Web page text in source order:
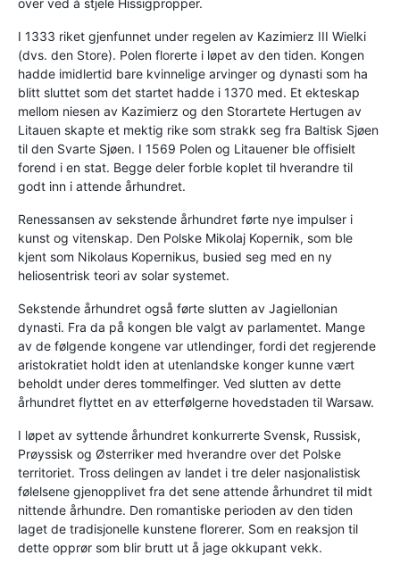
over ved å stjele Hissigpropper.
I 1333 riket gjenfunnet under regelen av Kazimierz III Wielki
(dvs. den Store). Polen florerte i løpet av den tiden. Kongen
hadde imidlertid bare kvinnelige arvinger og dynasti som ha
blitt sluttet som det startet hadde i 1370 med. Et ekteskap
mellom niesen av Kazimierz og den Storartete Hertugen av
Litauen skapte et mektig rike som strakk seg fra Baltisk Sjøen
til den Svarte Sjøen. I 1569 Polen og Litauener ble offisielt
forend i en stat. Begge deler forble koplet til hverandre til
godt inn i attende århundret.
Renessansen av sekstende århundret førte nye impulser i
kunst og vitenskap. Den Polske Mikolaj Kopernik, som ble
kjent som Nikolaus Kopernikus, busied seg med en ny
heliosentrisk teori av solar systemet.
Sekstende århundret også førte slutten av Jagiellonian
dynasti. Fra da på kongen ble valgt av parlamentet. Mange
av de følgende kongene var utlendinger, fordi det regjerende
aristokratiet holdt iden at utenlandske konger kunne vært
beholdt under deres tommelfinger. Ved slutten av dette
århundret flyttet en av etterfølgerne hovedstaden til Warsaw.
I løpet av syttende århundret konkurrerte Svensk, Russisk,
Prøyssisk og Østerriker med hverandre over det Polske
territoriet. Tross delingen av landet i tre deler nasjonalistisk
følelsene gjenopplivet fra det sene attende århundret til midt
nittende århundre. Den romantiske perioden av den tiden
laget de tradisjonelle kunstene florerer. Som en reaksjon til
dette opprør som blir brutt ut å jage okkupant vekk.